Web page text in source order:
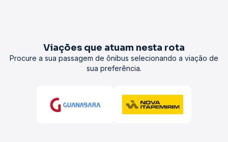
Viações que atuam nesta rota
Procure a sua passagem de ônibus selecionando a viação de
sua preferência.